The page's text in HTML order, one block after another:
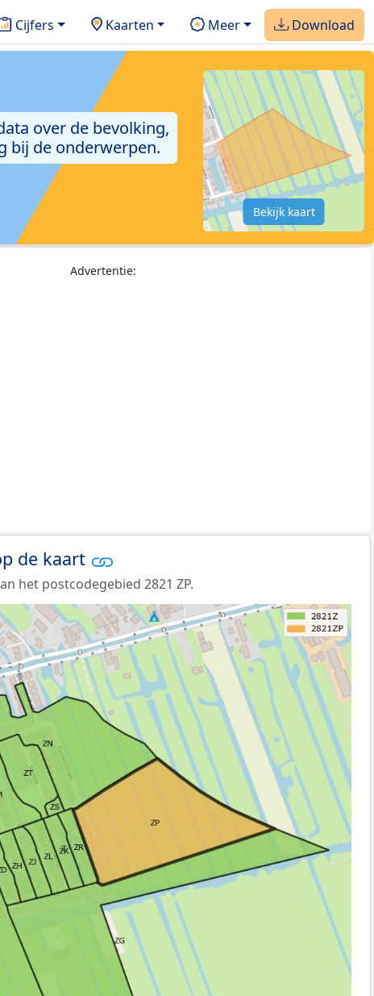
Cijfers Kaarten Meer Download
over de bevolking,
bij de onderwerpen.
Bekijk kaart
Advertentie:
de kaart
het postcodegebied 2821 ZP.